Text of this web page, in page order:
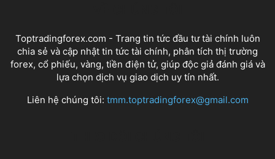
Toptradingforex.com - Trang tin tức đầu tư tài chính luôn
chia sẻ và cập nhật tin tức tài chính, phân tích thị trường
forex, cổ phiếu, vàng, tiền điện tử, giúp độc giả đánh giá và
lựa chọn dịch vụ giao dịch uy tín nhất.
Liên hệ chúng tôi: tmm.toptradingforex@gmail.com